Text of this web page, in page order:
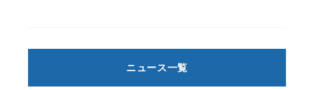
ニュース一覧